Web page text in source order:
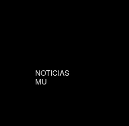
NOTICIAS
MU